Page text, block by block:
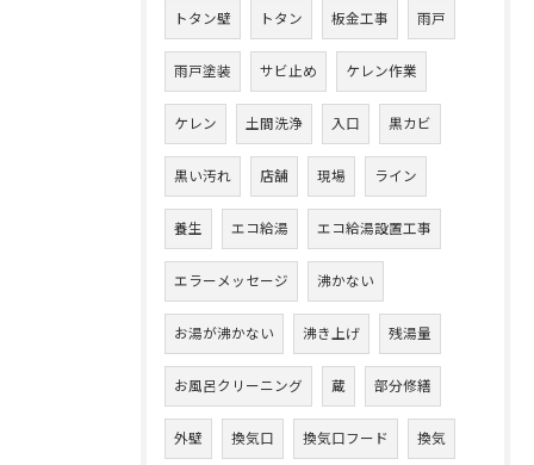
トタン壁 トタン 板金工事 雨戸
雨戸塗装 サビ止め ケレン作業
ケレン 土間洗浄 入口 黒カビ
黒い汚れ 店舗 現場 ライン
養生 エコ給湯 エコ給湯設置工事
エラーメッセージ 沸かない
お湯が沸かない 沸き上げ 残湯量
お風呂クリーニング 蔵 部分修繕
外壁 換気口 換気口フード 換気